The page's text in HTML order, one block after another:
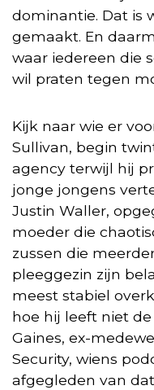
dominantie. Dat is
gemaakt. En
waar iedereen die
wil praten tegen
Kijk naar wie er
Sullivan, begin
agency terwijl hij
jonge jongens
Justin Waller,
moeder die
zussen die
pleeggezin zijn
meest stabiel
hoe hij leeft niet
Gaines, ex-
Security, wiens
afgegleden van